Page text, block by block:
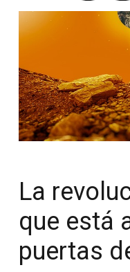
La
que está
puertas